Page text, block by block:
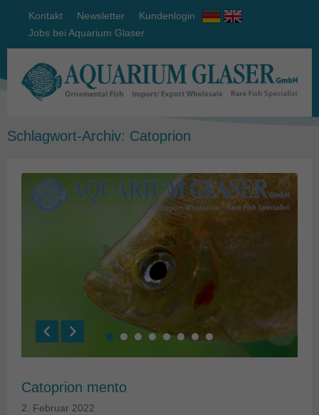
Kontakt Newsletter
Kundenlogin
Jobs bei Aquarium Glaser
Schlagwort-Archiv: Catoprion
Catoprion mento
2. Februar 2022